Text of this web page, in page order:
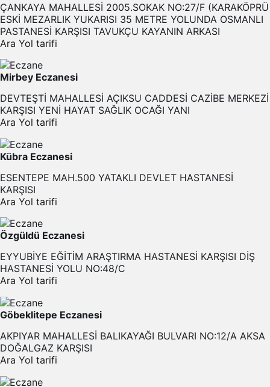
ÇANKAYA MAHALLESİ 2005.SOKAK NO:27/F (KARAKÖPRÜ
ESKİ MEZARLIK YUKARISI 35 METRE YOLUNDA OSMANLI
PASTANESİ KARŞISI TAVUKÇU KAYANIN ARKASI
Ara Yol tarifi
Mirbey Eczanesi
DEVTEŞTİ MAHALLESİ AÇIKSU CADDESİ CAZİBE MERKEZİ
KARŞISI YENİ HAYAT SAĞLIK OCAĞI YANI
Ara Yol tarifi
Kübra Eczanesi
ESENTEPE MAH.500 YATAKLI DEVLET HASTANESİ
KARŞISI
Ara Yol tarifi
Özgüldü Eczanesi
EYYUBİYE EĞİTİM ARAŞTIRMA HASTANESİ KARŞISI DİŞ
HASTANESİ YOLU NO:48/C
Ara Yol tarifi
Göbeklitepe Eczanesi
AKPIYAR MAHALLESİ BALIKAYAĞI BULVARI NO:12/A AKSA
DOĞALGAZ KARŞISI
Ara Yol tarifi